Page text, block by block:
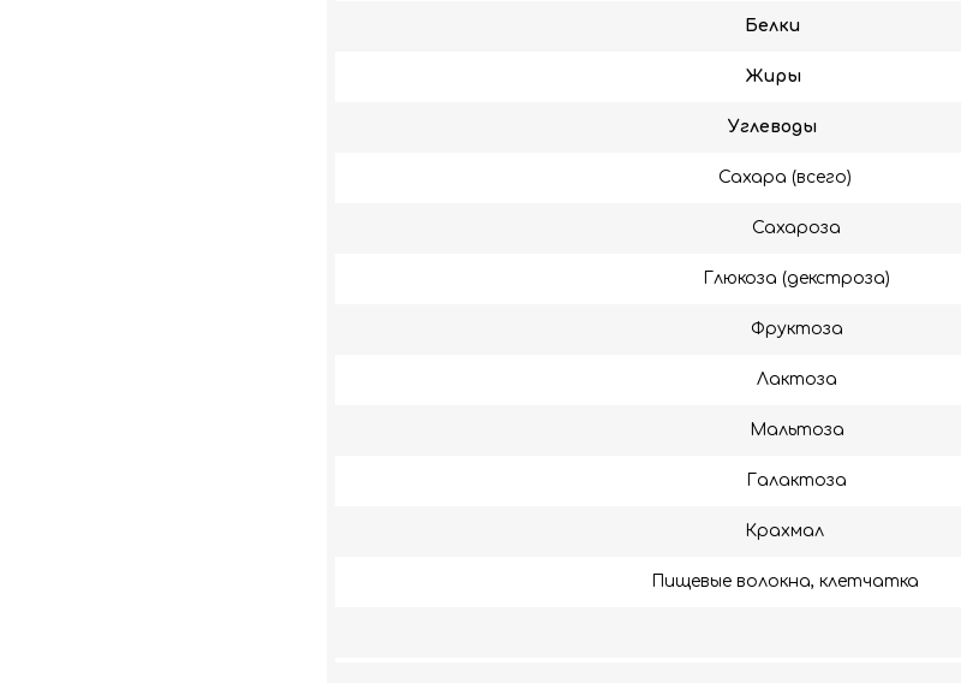
Белки
Жиры
Углеводы
Сахара (всего)
Сахароза
Глюкоза (декстроза)
Фруктоза
Лактоза
Мальтоза
Галактоза
Крахмал
Пищевые волокна, клетчатка